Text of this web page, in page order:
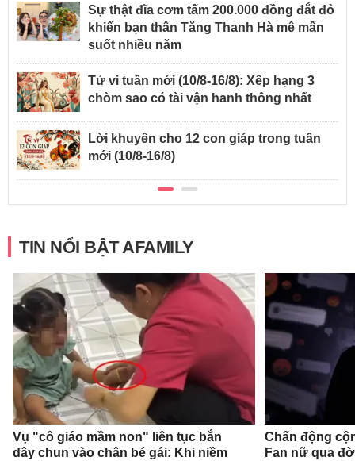
Sự thật đĩa cơm tấm 200.000 đồng đắt đỏ
khiến bạn thân Tăng Thanh Hà mê mẩn
suốt nhiều năm
Tử vi tuần mới (10/8-16/8): Xếp hạng 3
chòm sao có tài vận hanh thông nhất
Lời khuyên cho 12 con giáp trong tuần
mới (10/8-16/8)
TIN NỔI BẬT AFAMILY
Vụ "cô giáo mầm non" liên tục bắn
dây chun vào chân bé gái: Khi niềm
Chấn động
Fan nữ qua